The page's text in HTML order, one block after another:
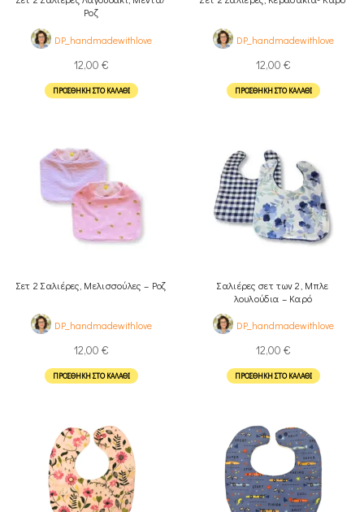
Ροζ
DP_handmadewithlove
12,00 €
ΠΡΟΣΘΉΚΗ ΣΤΟ ΚΑΛΆΘΙ
DP_handmadewithlove
12,00 €
ΠΡΟΣΘΉΚΗ ΣΤΟ ΚΑΛΆΘΙ
Σετ 2 Σαλιέρες, Μελισσούλες – Ροζ
DP_handmadewithlove
12,00 €
ΠΡΟΣΘΉΚΗ ΣΤΟ ΚΑΛΆΘΙ
Σαλιέρες σετ των 2, Μπλε
λουλούδια – Καρό
DP_handmadewithlove
12,00 €
ΠΡΟΣΘΉΚΗ ΣΤΟ ΚΑΛΆΘΙ